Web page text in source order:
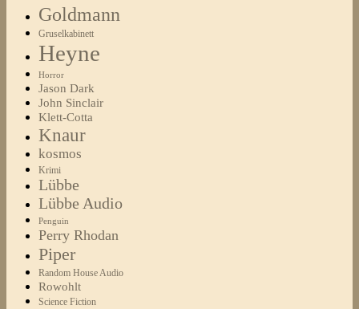
Goldmann
Gruselkabinett
Heyne
Horror
Jason Dark
John Sinclair
Klett-Cotta
Knaur
kosmos
Krimi
Lübbe
Lübbe Audio
Penguin
Perry Rhodan
Piper
Random House Audio
Rowohlt
Science Fiction